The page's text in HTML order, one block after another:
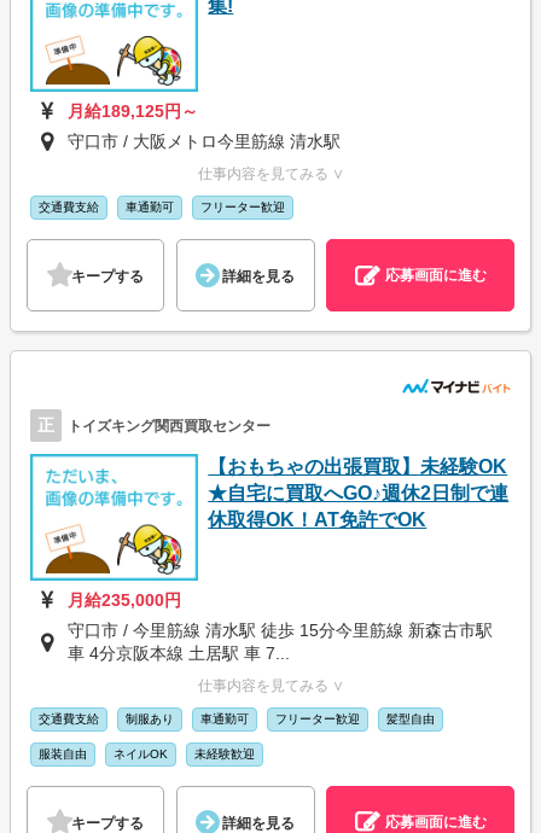
集!
月給189,125円～
守口市 / 大阪メトロ今里筋線 清水駅
仕事内容を見てみる ∨
交通費支給 車通勤可 フリーター歓迎
キープする 詳細を見る 応募画面に進む
正 トイズキング関西買取センター
【おもちゃの出張買取】未経験OK
★自宅に買取へGO♪週休2日制で連
休取得OK！AT免許でOK
月給235,000円
守口市 / 今里筋線 清水駅 徒歩 15分今里筋線 新森古市駅
車 4分京阪本線 土居駅 車 7...
仕事内容を見てみる ∨
交通費支給 制服あり 車通勤可 フリーター歓迎 髪型自由
服装自由 ネイルOK 未経験歓迎
キープする 詳細を見る 応募画面に進む